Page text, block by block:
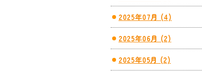
2025年07月 (4)
2025年06月 (2)
2025年05月 (2)